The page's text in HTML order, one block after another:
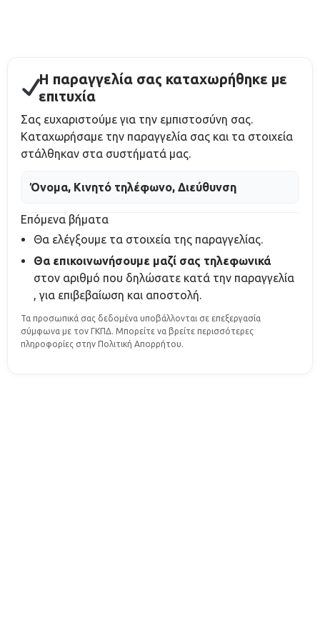
Η παραγγελία σας καταχωρήθηκε με
επιτυχία
Σας ευχαριστούμε για την εμπιστοσύνη σας.
Καταχωρήσαμε την παραγγελία σας και τα στοιχεία
στάλθηκαν στα συστήματά μας.
Όνομα, Κινητό τηλέφωνο, Διεύθυνση
Επόμενα βήματα
Θα ελέγξουμε τα στοιχεία της παραγγελίας.
Θα επικοινωνήσουμε μαζί σας τηλεφωνικά
στον αριθμό που δηλώσατε κατά την παραγγελία
, για επιβεβαίωση και αποστολή.
Τα προσωπικά σας δεδομένα υποβάλλονται σε επεξεργασία
σύμφωνα με τον ΓΚΠΔ. Μπορείτε να βρείτε περισσότερες
πληροφορίες στην Πολιτική Απορρήτου.